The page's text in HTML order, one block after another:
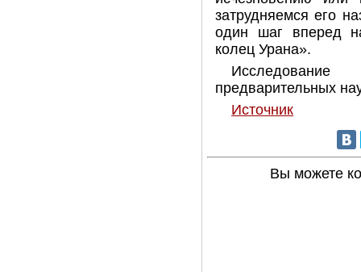
затрудняемся его
один шаг вперед
колец Урана».
предварительных
Источник
Вы можете